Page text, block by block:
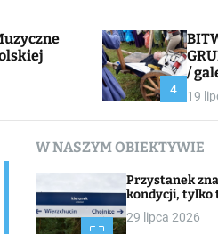
4
/
19
W NASZYM OBIEKTYWIE
Przystanek
kondycji, tylko
29 lipca 2026